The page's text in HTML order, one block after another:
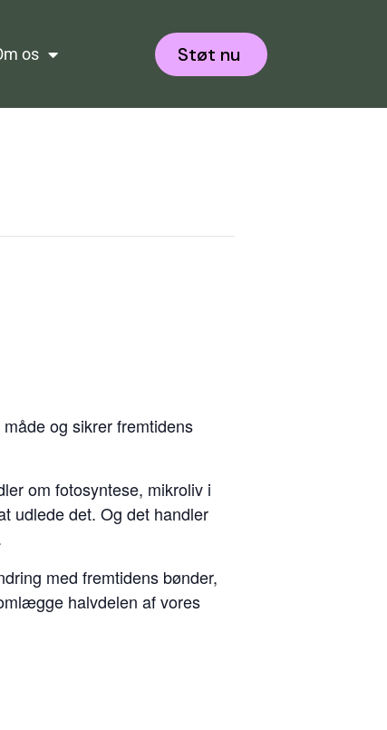
os Støt nu
og sikrer fremtidens
om fotosyntese, mikroliv i
udlede det. Og det handler
med fremtidens bønder,
halvdelen af vores